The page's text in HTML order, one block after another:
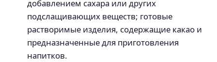
добавлением сахара или других
подслащивающих веществ; готовые
растворимые изделия, содержащие какао и
предназначенные для приготовления
напитков.